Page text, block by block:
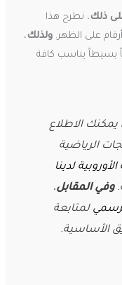
ذلك، نطرح هذا
على الظهر.ولذلك،
بسيطاً يناسب كافة
، يمكنك الاطلاع
الرياضية
لدينا
وفي المقابل،
لمتابعة
الأساسية.